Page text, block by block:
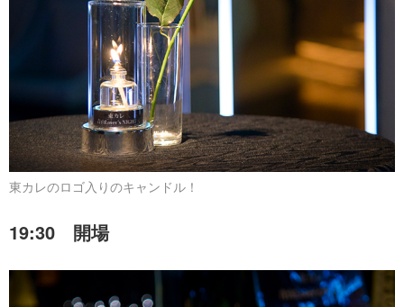
東カレのロゴ入りのキャンドル！
19:30 開場